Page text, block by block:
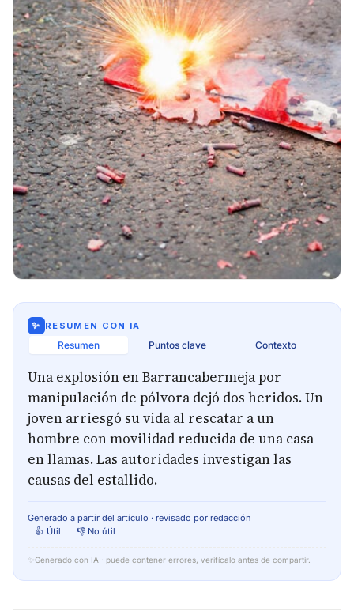
✨ RESUMEN CON IA
Resumen Puntos clave Contexto
Una explosión en Barrancabermeja por
manipulación de pólvora dejó dos heridos. Un
joven arriesgó su vida al rescatar a un
hombre con movilidad reducida de una casa
en llamas. Las autoridades investigan las
causas del estallido.
Generado a partir del artículo · revisado por redacción
👍 Útil
👎 No útil
✨ Generado con IA · puede contener errores, verifícalo antes de compartir.